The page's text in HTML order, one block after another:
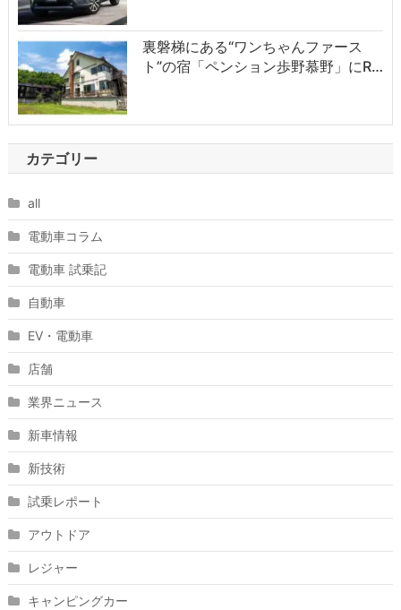
裏磐梯にある“ワンちゃんファース
ト”の宿「ペンション歩野慕野」にR…
カテゴリー
all
電動車コラム
電動車 試乗記
自動車
EV・電動車
店舗
業界ニュース
新車情報
新技術
試乗レポート
アウトドア
レジャー
キャンピングカー